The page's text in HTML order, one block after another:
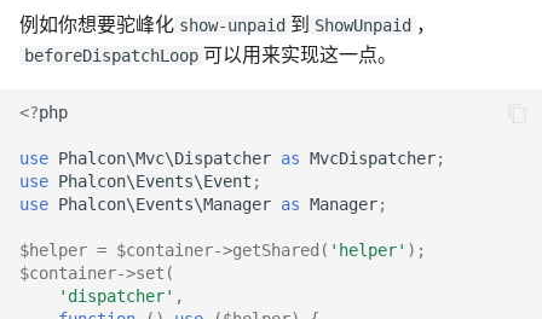
例如你想要驼峰化 show-unpaid 到 ShowUnpaid ，
beforeDispatchLoop 可以用来实现这一点。
<?php
use Phalcon\Mvc\Dispatcher as MvcDispatcher;
use Phalcon\Events\Event ;
use Phalcon\Events\Manager as Manager;
$helper = $container->getShared ( 'helper' );
$container->set (
'dispatcher' ,